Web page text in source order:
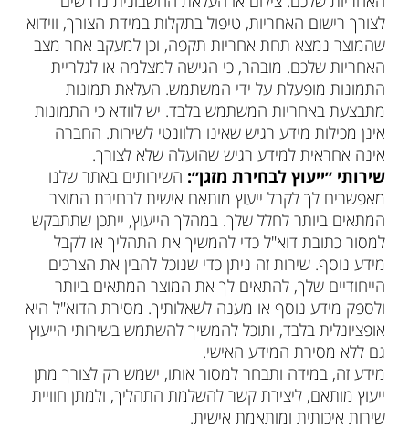
לצורך רישום האחריות, טיפול בתקלות במידת הצורך, ווידוא
שהמוצר נמצא תחת אחריות תקפה, וכן למעקב אחר מצב
האחריות שלכם. מובהר, כי הגישה למצלמה או לגלריית
התמונות מופעלת על ידי המשתמש. העלאת תמונות
מתבצעת באחריות המשתמש בלבד. יש לוודא כי התמונות
אינן מכילות מידע רגיש שאינו רלוונטי לשירות. החברה
אינה אחראית למידע רגיש שהועלה שלא לצורך.
שירותי ״ייעוץ לבחירת מזגן״: השירותים באתר שלנו
מאפשרים לך לקבל ייעוץ מותאם אישית לבחירת המוצר
המתאים ביותר לחלל שלך. במהלך הייעוץ, ייתכן שתתבקש
למסור כתובת דוא"ל כדי להמשיך את התהליך או לקבל
מידע נוסף. שירות זה ניתן כדי שנוכל להבין את הצרכים
הייחודיים שלך, להתאים לך את המוצר המתאים ביותר
ולספק מידע נוסף או מענה לשאלותיך. מסירת הדוא"ל היא
אופציונלית בלבד, ותוכל להמשיך להשתמש בשירותי הייעוץ
גם ללא מסירת המידע האישי.
מידע זה, במידה ותבחר למסור אותו, ישמש רק לצורך מתן
ייעוץ מותאם, ליצירת קשר להשלמת התהליך, ולמתן חוויית
שירות איכותית ומותאמת אישית.